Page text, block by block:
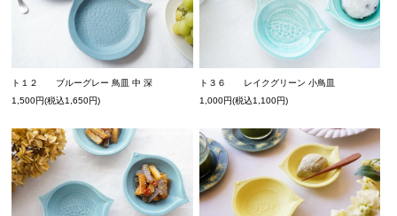
ト１２ ブルーグレー 鳥皿 中 深
1,500円(税込1,650円)
ト３６ レイクグリーン 小鳥皿
1,000円(税込1,100円)